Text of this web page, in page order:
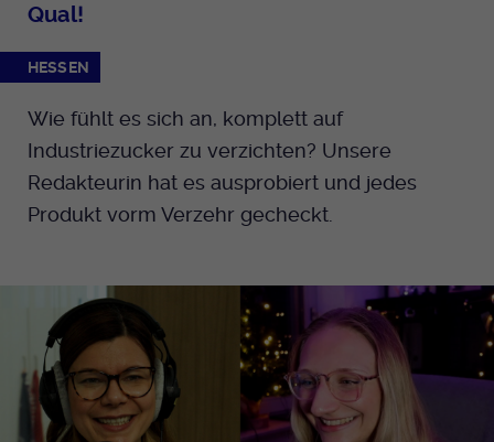
Qual!
HESSEN
Wie fühlt es sich an, komplett auf
Industriezucker zu verzichten? Unsere
Redakteurin hat es ausprobiert und jedes
Produkt vorm Verzehr gecheckt.